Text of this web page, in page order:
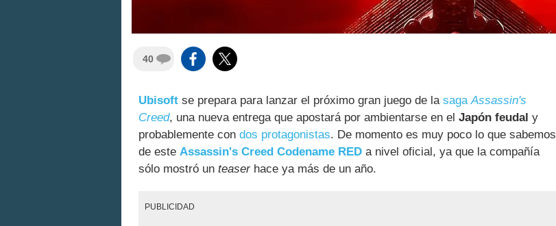
40
Ubisoft se prepara para lanzar el próximo gran juego de la sagaAssassin's
Creed, una nueva entrega que apostará por ambientarse en el Japón feudal y
probablemente con dos protagonistas. De momento es muy poco lo que sabemos
de este Assassin's Creed Codename RED a nivel oficial, ya que la compañía
sólo mostró un teaserhace ya más de un año.
PUBLICIDAD